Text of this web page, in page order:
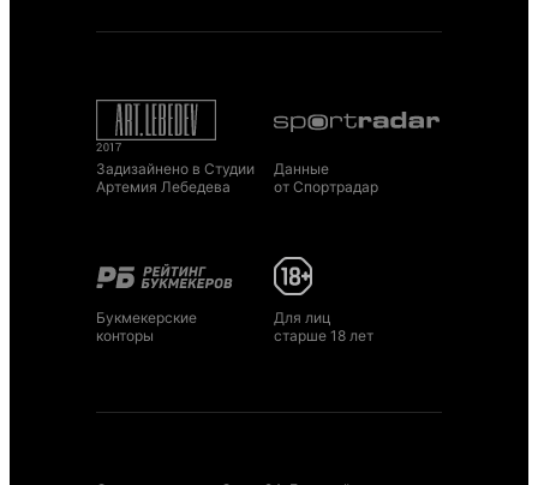
Задизайнено в Студии
Артемия Лебедева
Данные
от Спортрадар
Букмекерские
конторы
Для лиц
старше 18 лет